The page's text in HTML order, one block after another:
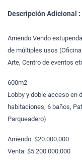
Descripción Adicional :
Arriendo Vendo
de múltiples usos
Arte, Centro de eventos
600m2
Lobby y doble acceso en
habitaciones, 6 baños,
Parqueadero)
Arriendo: $20.000.000
Venta: $5.200.000.000